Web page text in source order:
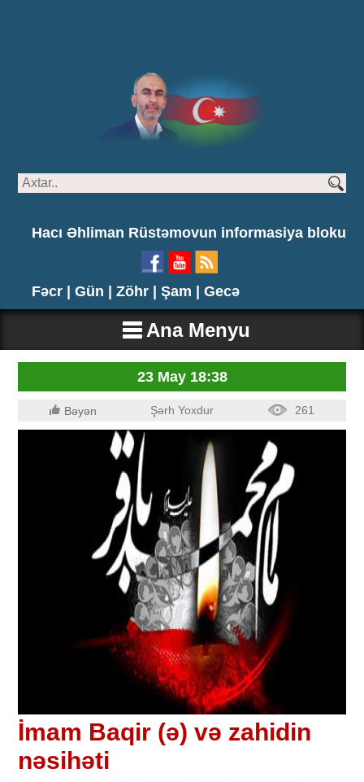
Hacı Əhliman Rüstəmovun informasiya bloku
Fəcr | Gün | Zöhr | Şam | Gecə
Ana Menyu
23 May 18:38
Bəyən Şərh Yoxdur 261
İmam Baqir (ə) və zahidin
nəsihəti